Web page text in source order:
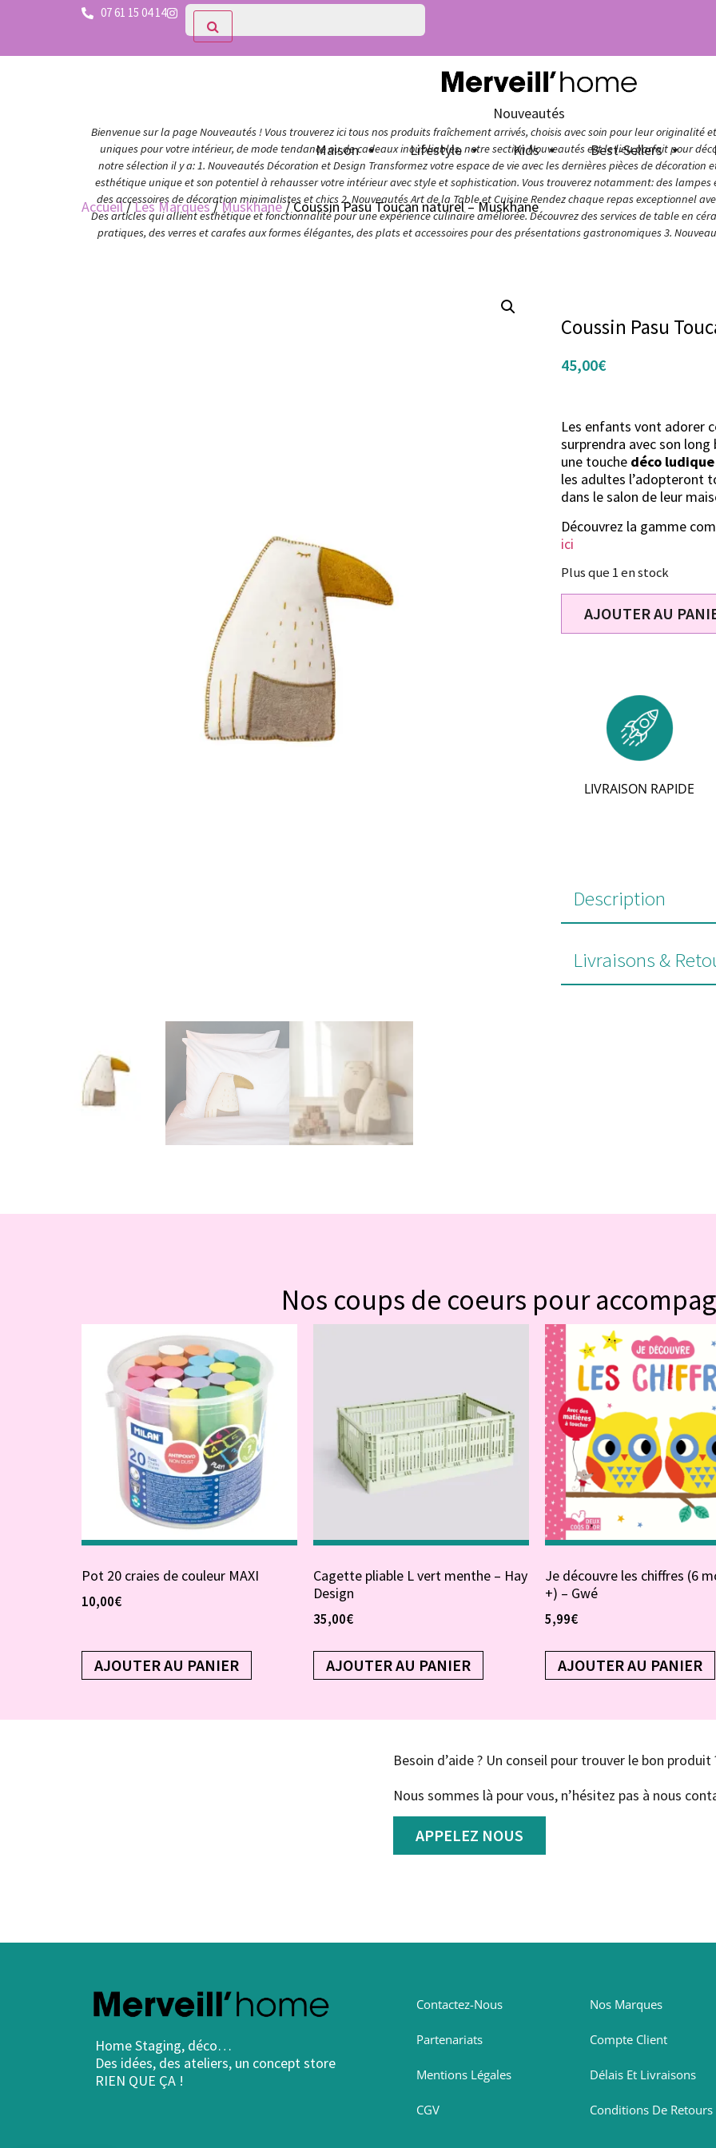
07 61 15 04 14
Nouveautés
Bienvenue sur la page Nouveautés ! Vous trouverez ici tous nos produits fraîchement arrivés, choisis avec soin pour leur originalité
uniques pour votre intérieur, de mode tendance ou de cadeaux inoubliables, notre section Nouveautés est le lieu parfait pour
notre sélection il y a: 1. Nouveautés Décoration et Design Transformez votre espace de vie avec les dernières pièces de
esthétique unique et son potentiel à rehausser votre intérieur avec style et sophistication. Vous trouverez notamment: des
des accessoires de décoration minimalistes et chics 2. Nouveautés Art de la Table et Cuisine Rendez chaque repas exceptionnel
Des articles qui allient esthétique et fonctionnalité pour une expérience culinaire améliorée. Découvrez des services de table en
pratiques, des verres et carafes aux formes élégantes, des plats et accessoires pour des présentations gastronomiques 3.
Maison Lifestyle Kids Best-Sellers
Accueil/Les Marques/Muskhane/ Coussin Pasu Toucan naturel – Muskhane
Coussin Pasu
45,00€
Les enfants vont adorer
surprendra avec son
une touche déco ludique
les adultes l’adopteront
dans le salon de leur
Découvrez la gamme
ici
Plus que 1 en stock
AJOUTER AU
LIVRAISON RAPIDE
Description
Livraisons &
Nos coups de coeurs pour
Pot 20 craies de couleur MAXI
10,00€
AJOUTER AU PANIER
Cagette pliable L vert menthe – Hay
Design
35,00€
AJOUTER AU PANIER
Je découvre les chiffres (6
+) – Gwé
5,99€
AJOUTER AU PANIER
Besoin d’aide ? Un conseil pour trouver le bon produit
Nous sommes là pour vous, n’hésitez pas à nous
APPELEZ NOUS
Home Staging, déco…
Des idées, des ateliers, un concept store
RIEN QUE ÇA !
Contactez-Nous
Partenariats
Mentions Légales
CGV
Nos Marques
Compte Client
Délais Et Livraisons
Conditions De Retours